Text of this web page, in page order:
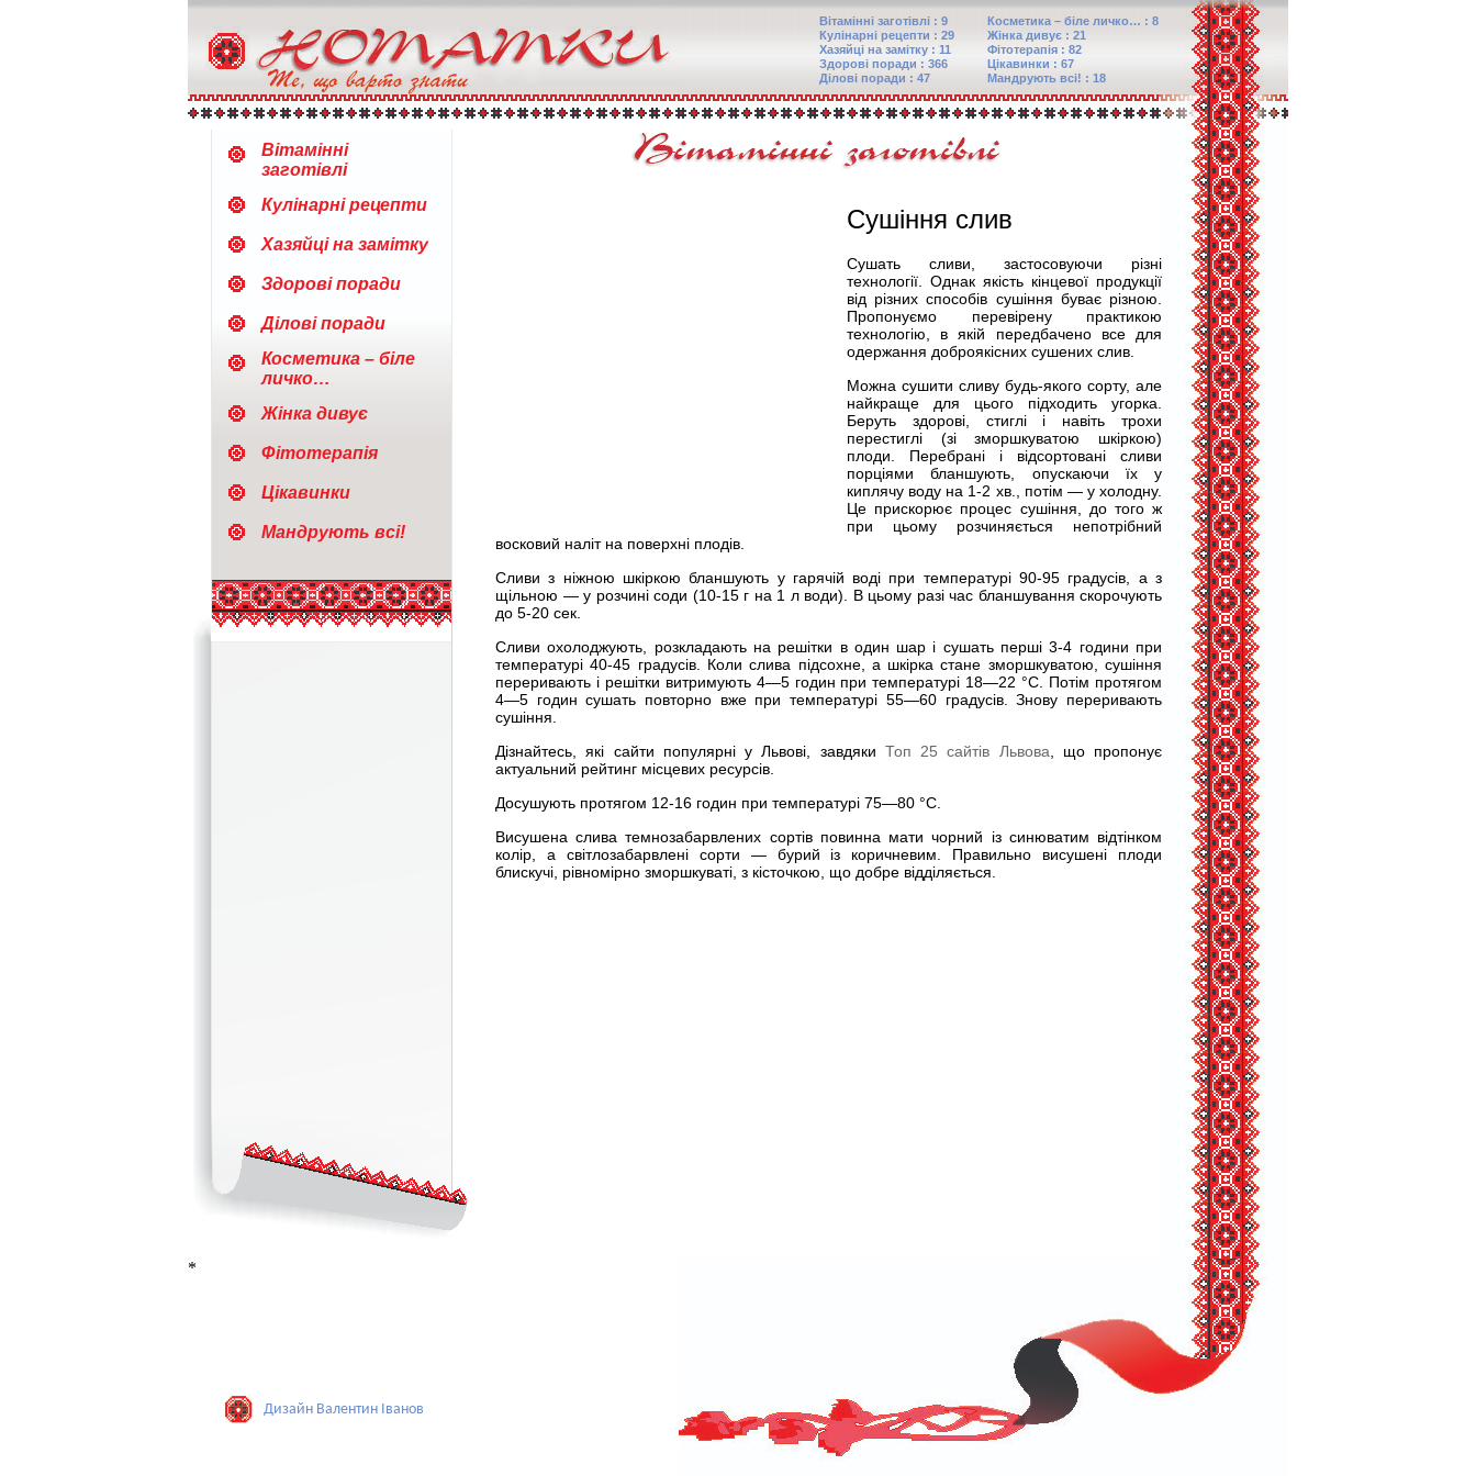
Косметика – біле личко… : 8
Жінка дивує : 21
Фітотерапія : 82
Цікавинки : 67
Мандрують всі! : 18
Вітамінні заготівлі : 9
Кулінарні рецепти : 29
Хазяйці на замітку : 11
Здорові поради : 366
Ділові поради : 47
Вітамінні
заготівлі
Кулінарні рецепти
Хазяйці на замітку
Здорові поради
Ділові поради
Косметика – біле
личко…
Жінка дивує
Фітотерапія
Цікавинки
Мандрують всі!
Сушіння слив
Сушать сливи, застосовуючи різні
технології. Однак якість кінцевої продукції
від різних способів сушіння буває різною.
Пропонуємо перевірену практикою
технологію, в якій передбачено все для
одержання доброякісних сушених слив.
Можна сушити сливу будь-якого сорту, але
найкраще для цього підходить угорка.
Беруть здорові, стиглі і навіть трохи
перестиглі (зі зморшкуватою шкіркою)
плоди. Перебрані і відсортовані сливи
порціями бланшують, опускаючи їх у
киплячу воду на 1-2 хв., потім — у холодну.
Це прискорює процес сушіння, до того ж
при цьому розчиняється непотрібний
восковий наліт на поверхні плодів.
Сливи з ніжною шкіркою бланшують у гарячій воді при температурі 90-95 градусів, а з
щільною — у розчині соди (10-15 г на 1 л води). В цьому разі час бланшування скорочують
до 5-20 сек.
Сливи охолоджують, розкладають на решітки в один шар і сушать перші 3-4 години при
температурі 40-45 градусів. Коли слива підсохне, а шкірка стане зморшкуватою, сушіння
переривають і решітки витримують 4—5 годин при температурі 18—22 °С. Потім протягом
4—5 годин сушать повторно вже при температурі 55—60 градусів. Знову переривають
сушіння.
Дізнайтесь, які сайти популярні у Львові, завдяки Топ 25 сайтів Львова , що пропонує
актуальний рейтинг місцевих ресурсів.
Досушують протягом 12-16 годин при температурі 75—80 °С.
Висушена слива темнозабарвлених сортів повинна мати чорний із синюватим відтінком
колір, а світлозабарвлені сорти — бурий із коричневим. Правильно висушені плоди
блискучі, рівномірно зморшкуваті, з кісточкою, що добре відділяється.
*
Дизайн Валентин Iванов